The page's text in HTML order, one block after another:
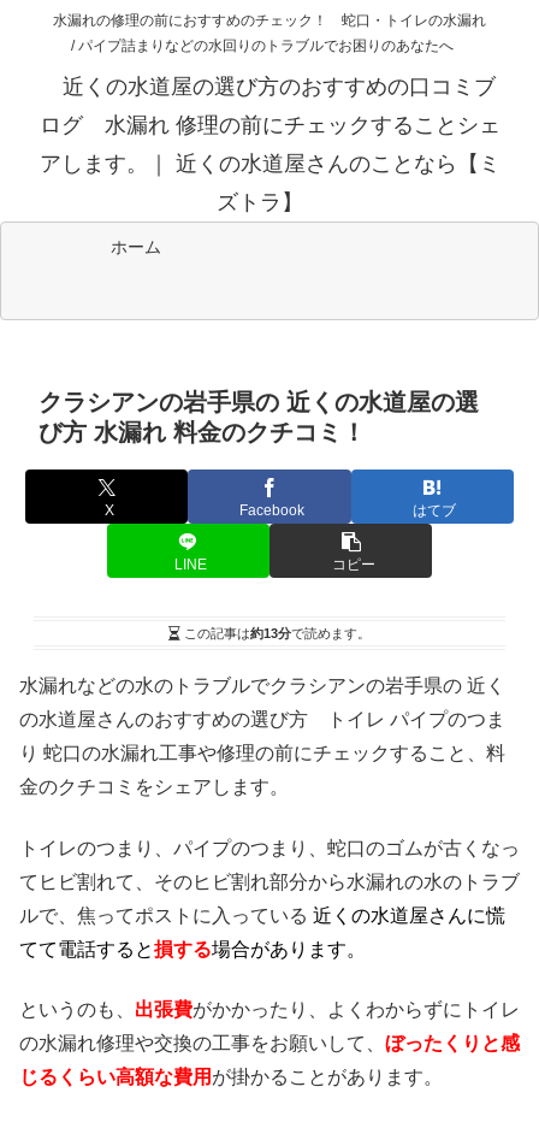
水漏れの修理の前におすすめのチェック！ 蛇口・トイレの水漏れ
/ パイプ詰まりなどの水回りのトラブルでお困りのあなたへ
近くの水道屋の選び方のおすすめの口コミブ
ログ 水漏れ 修理の前にチェックすることシェ
アします。｜ 近くの水道屋さんのことなら【ミ
ズトラ】
ホーム
クラシアンの岩手県の 近くの水道屋の選
び方 水漏れ 料金のクチコミ！
X Facebook はてブ
LINE コピー
この記事は約13分で読めます。
水漏れなどの水のトラブルでクラシアンの岩手県の 近く
の水道屋さんのおすすめの選び方 トイレ パイプのつま
り 蛇口の水漏れ工事や修理の前にチェックすること、料
金のクチコミをシェアします。
トイレのつまり、パイプのつまり、蛇口のゴムが古くなっ
てヒビ割れて、そのヒビ割れ部分から水漏れの水のトラブ
ルで、焦ってポストに入っている 近くの水道屋さんに慌
てて電話すると損する場合があります。
というのも、 出張費がかかったり、よくわからずにトイレ
の水漏れ修理や交換の工事をお願いして、 ぼったくりと感
じるくらい高額な費用 が掛かることがあります。